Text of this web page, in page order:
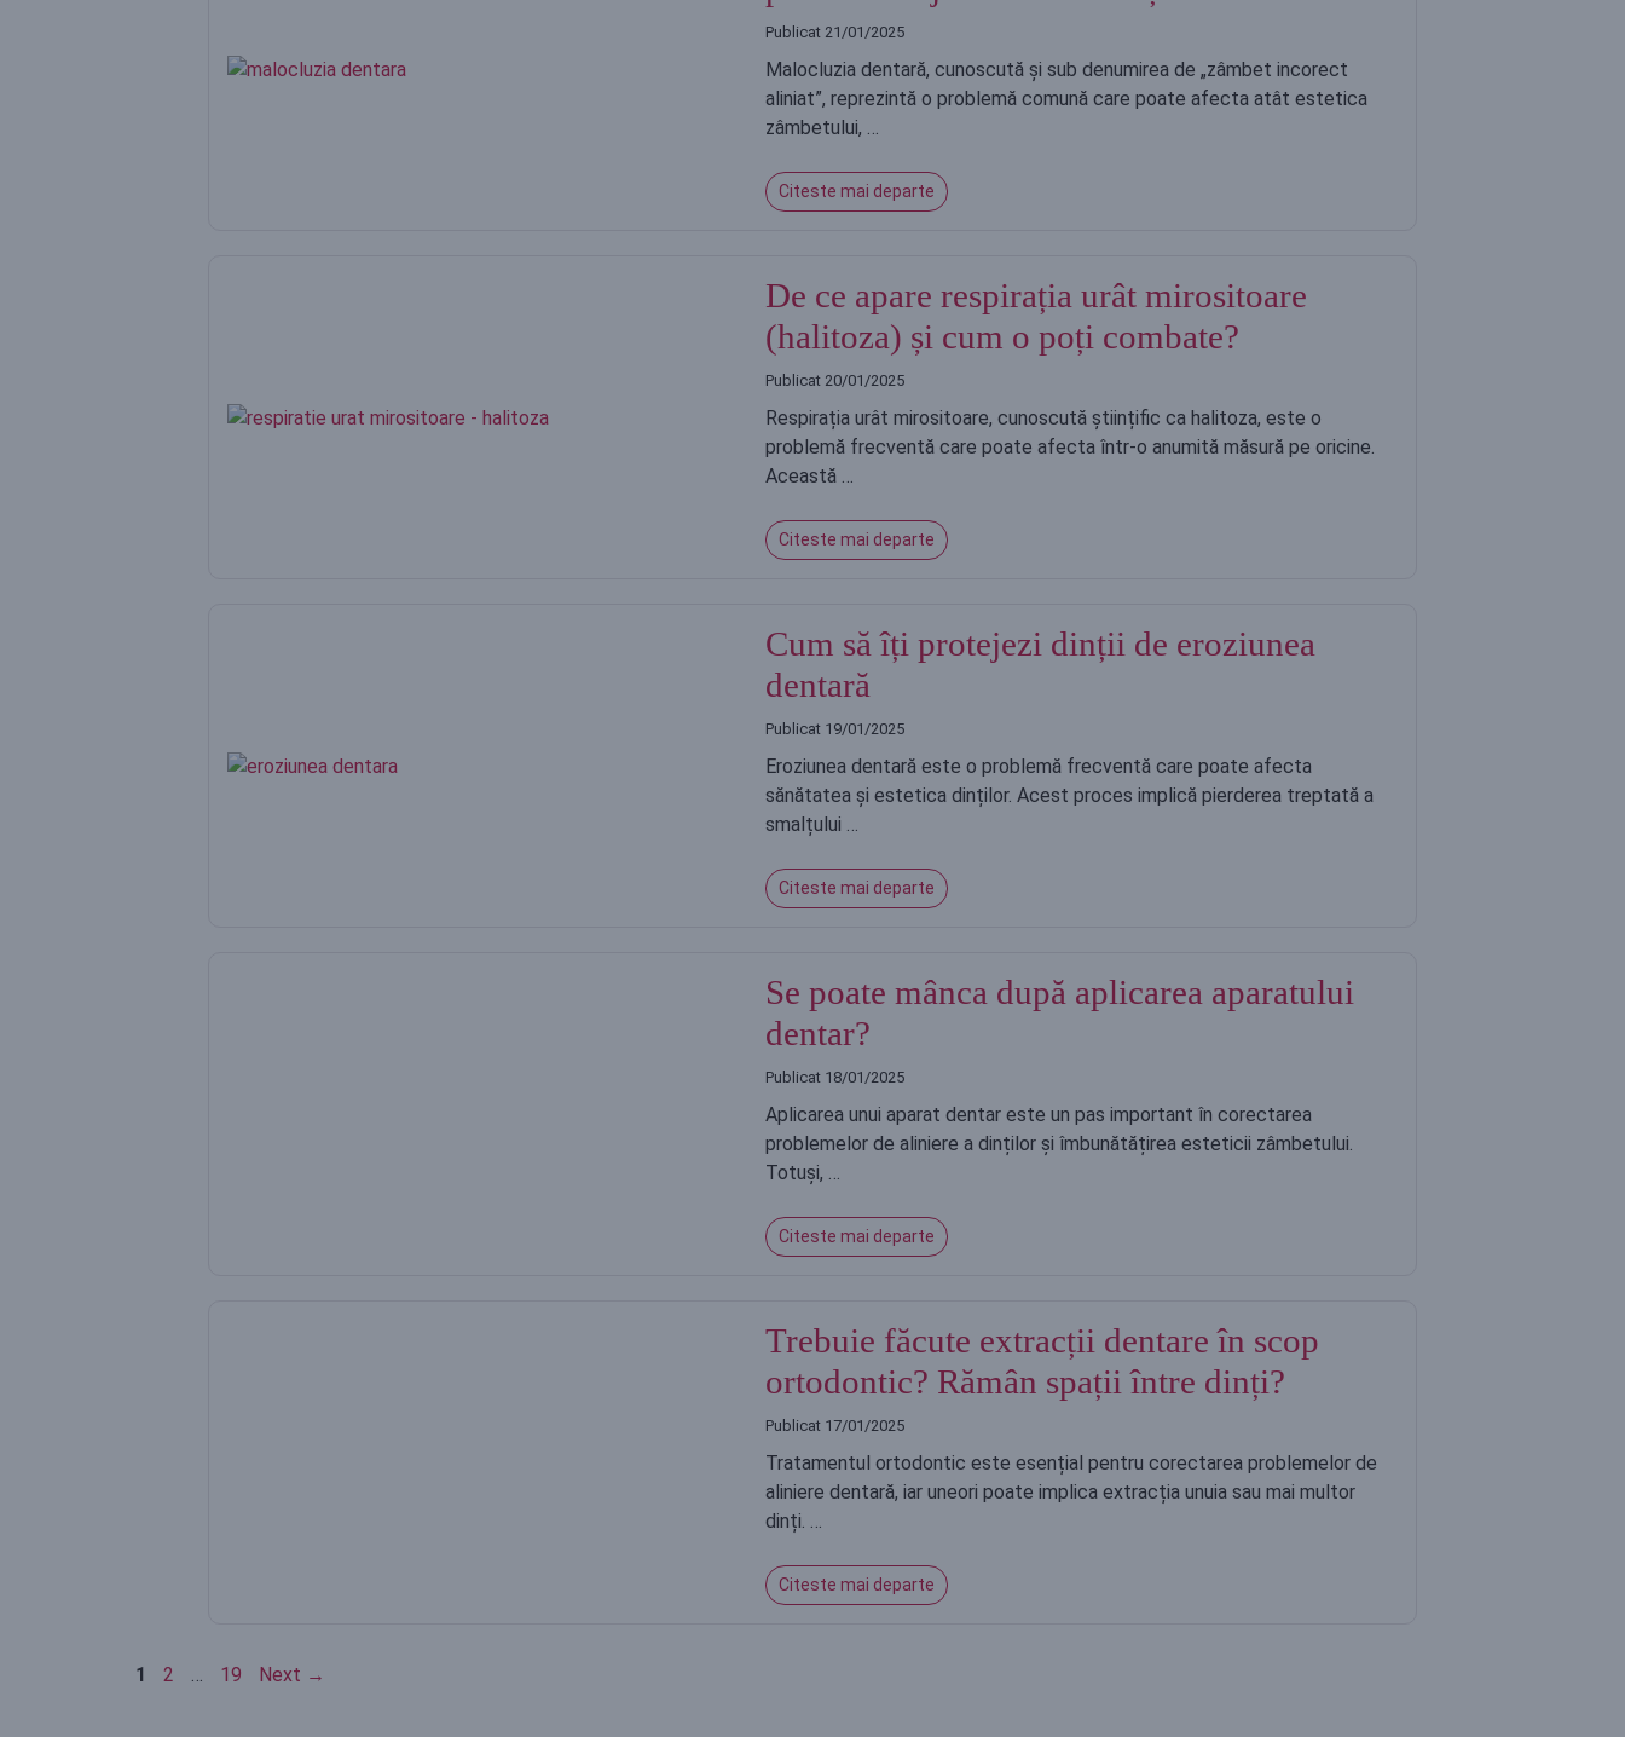
Publicat 21/01/2025
Malocluzia dentară, cunoscută și sub denumirea de „zâmbet incorect
aliniat”, reprezintă o problemă comună care poate afecta atât estetica
zâmbetului, …
Citeste mai departe
De ce apare respirația urât mirositoare
(halitoza) și cum o poți combate?
Publicat 20/01/2025
Respirația urât mirositoare, cunoscută științific ca halitoza, este o
problemă frecventă care poate afecta într-o anumită măsură pe oricine.
Această …
Citeste mai departe
Cum să îți protejezi dinții de eroziunea
dentară
Publicat 19/01/2025
Eroziunea dentară este o problemă frecventă care poate afecta
sănătatea și estetica dinților. Acest proces implică pierderea treptată a
smalțului …
Citeste mai departe
Se poate mânca după aplicarea aparatului
dentar?
Publicat 18/01/2025
Aplicarea unui aparat dentar este un pas important în corectarea
problemelor de aliniere a dinților și îmbunătățirea esteticii zâmbetului.
Totuși, …
Citeste mai departe
Trebuie făcute extracții dentare în scop
ortodontic? Rămân spații între dinți?
Publicat 17/01/2025
Tratamentul ortodontic este esențial pentru corectarea problemelor de
aliniere dentară, iar uneori poate implica extracția unuia sau mai multor
dinți. …
Citeste mai departe
Page
1 Page
2 … Page
19 Next →